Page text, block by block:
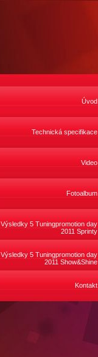
Úvod
Technická specifikace
Video
Fotoalbum
Výsledky 5 Tuningpromotion day
2011 Sprinty
Výsledky 5 Tuningpromotion day
2011 Show&Shine
Kontakt